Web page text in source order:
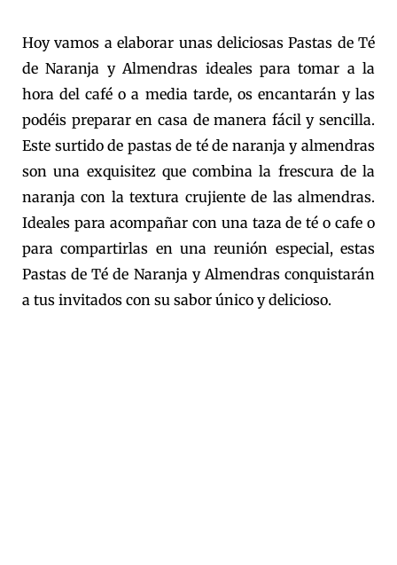
Hoy vamos a elaborar unas deliciosas Pastas de Té
de Naranja y Almendras ideales para tomar a la
hora del café o a media tarde, os encantarán y las
podéis preparar en casa de manera fácil y sencilla.
Este surtido de pastas de té de naranja y almendras
son una exquisitez que combina la frescura de la
naranja con la textura crujiente de las almendras.
Ideales para acompañar con una taza de té o cafe o
para compartirlas en una reunión especial, estas
Pastas de Té de Naranja y Almendras conquistarán
a tus invitados con su sabor único y delicioso.